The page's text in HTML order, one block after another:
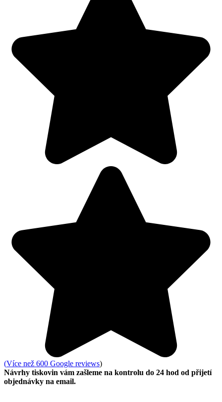
(Více než 600 Google reviews)
Návrhy tiskovin vám zašleme na kontrolu do 24 hod od přijetí
objednávky na email.